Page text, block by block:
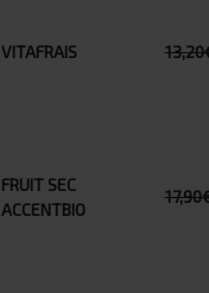
VITAFRAIS
FRUIT SEC
ACCENTBIO